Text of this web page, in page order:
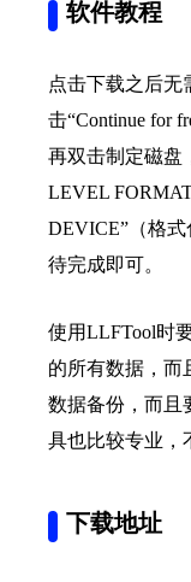
软件教程
点击下载之后无
击“Continue for
再双击制定磁盘
LEVEL
DEVICE”（格
待完成即可。
使用LLFTool时
的所有数据，而
数据备份，而且
具也比较专业，
下载地址